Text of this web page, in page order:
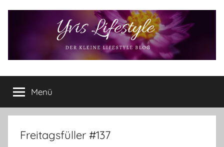
Yvis
Lifestyle
Lifestyle
Blog
–
Lifestyle,
Rezensionen,
Menü
Freitagsfüller #137